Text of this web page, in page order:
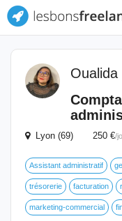
Oualida
Lyon (69) 250 €/
Assistant administratif
trésorerie facturation
marketing-commercial